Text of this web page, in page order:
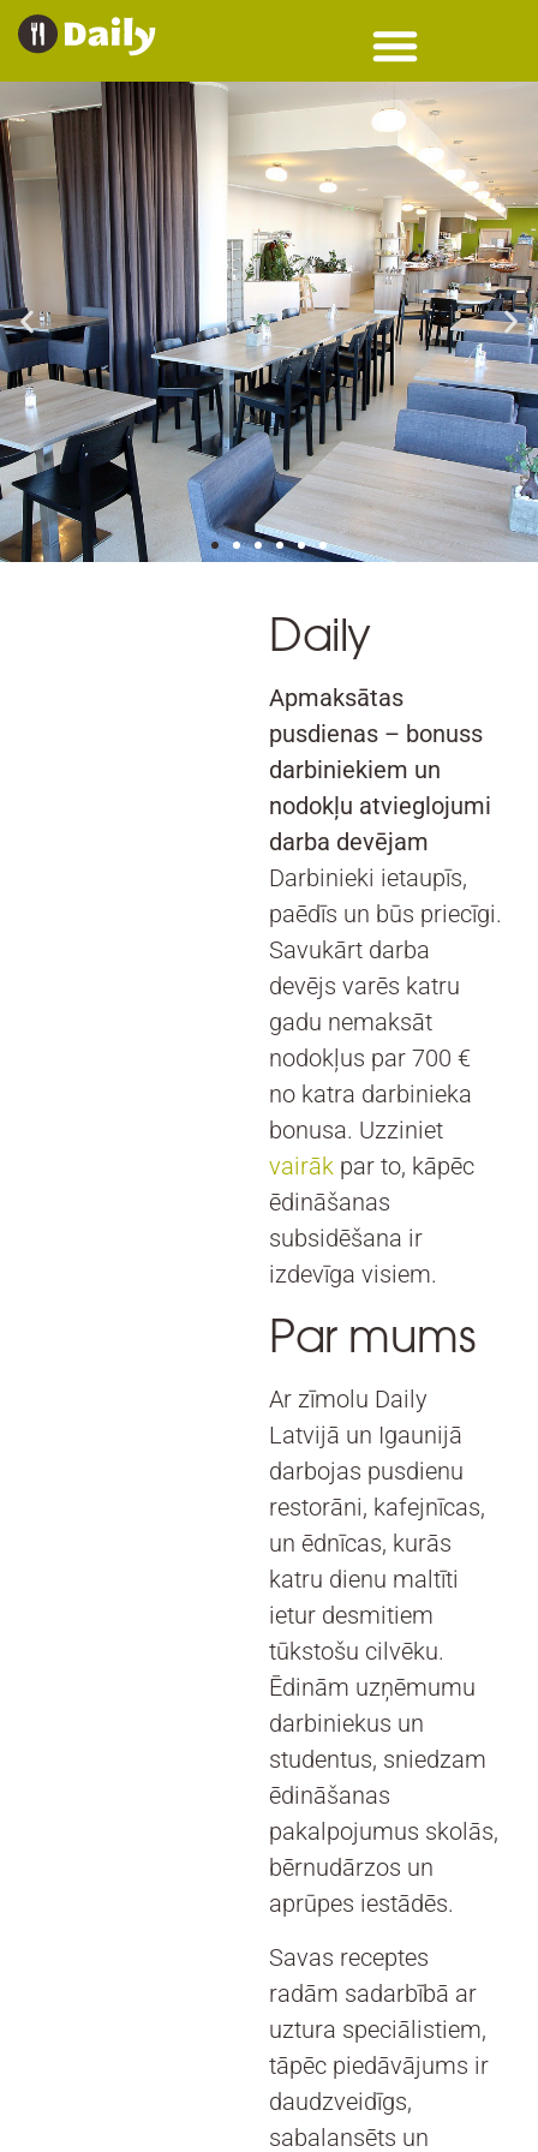
Daily
Apmaksātas
pusdienas – bonuss
darbiniekiem un
nodokļu atvieglojumi
darba devējam
Darbinieki ietaupīs,
paēdīs un būs priecīgi.
Savukārt darba
devējs varēs katru
gadu nemaksāt
nodokļus par 700 €
no katra darbinieka
bonusa. Uzziniet
vairāk par to, kāpēc
ēdināšanas
subsidēšana ir
izdevīga visiem.
Par mums
Ar zīmolu Daily
Latvijā un Igaunijā
darbojas pusdienu
restorāni, kafejnīcas,
un ēdnīcas, kurās
katru dienu maltīti
ietur desmitiem
tūkstošu cilvēku.
Ēdinām uzņēmumu
darbiniekus un
studentus, sniedzam
ēdināšanas
pakalpojumus skolās,
bērnudārzos un
aprūpes iestādēs.
Savas receptes
radām sadarbībā ar
uztura speciālistiem,
tāpēc piedāvājums ir
daudzveidīgs,
sabalansēts un